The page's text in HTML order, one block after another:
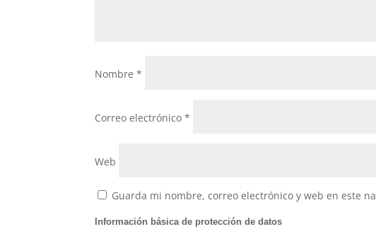
Nombre*
Correo electrónico*
Web
Guarda mi nombre, correo electrónico y web en este
Información básica de protección de datos